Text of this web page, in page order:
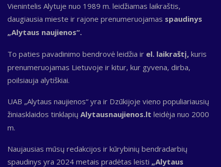
Vienintelis Alytuje nuo 1989 m. leidžiamas laikraštis,
daugiausia mieste ir rajone prenumeruojamas spaudinys
„Alytaus naujienos“.
To paties pavadinimo bendrovė leidžia ir el. laikraštį, kuris
prenumeruojamas Lietuvoje ir kitur, kur gyvena, dirba,
poilsiauja alytiškiai.
UAB „Alytaus naujienos“ yra ir Dzūkijoje vieno populiariausių
žiniasklaidos tinklapių Alytausnaujienos.lt leidėja nuo 2000
m.
Naujausias mūsų redakcijos ir kūrybinių bendradarbių
spaudinys yra 2024 metais pradėtas leisti „Alytaus